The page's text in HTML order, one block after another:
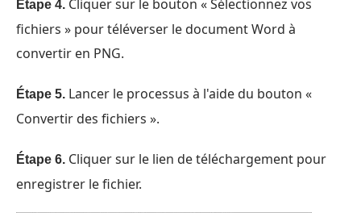
Étape 4. Cliquer sur le bouton « Sélectionnez vos
fichiers » pour téléverser le document Word à
convertir en PNG.
Étape 5. Lancer le processus à l'aide du bouton «
Convertir des fichiers ».
Étape 6. Cliquer sur le lien de téléchargement pour
enregistrer le fichier.